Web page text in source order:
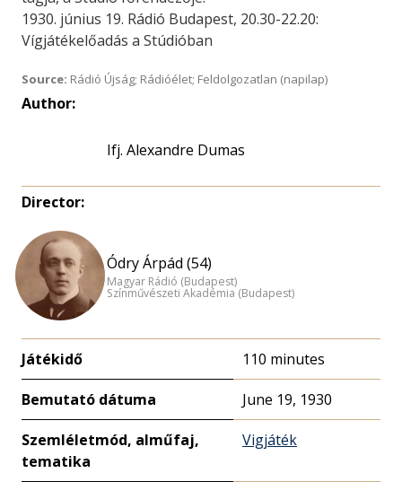
1930. június 19. Rádió Budapest, 20.30-22.20:
Vígjátékelőadás a Stúdióban
Source: Rádió Újság; Rádióélet; Feldolgozatlan (napilap)
Author:
Ifj. Alexandre Dumas
Director:
Ódry Árpád (54)
Magyar Rádió (Budapest)
Színművészeti Akadémia (Budapest)
Játékidő 110 minutes
Bemutató dátuma June 19, 1930
Szemléletmód, alműfaj,
tematika
Vigjáték